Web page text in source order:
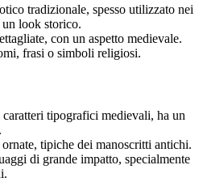
tradizionale, spesso utilizzato nei
look storico.
con un aspetto medievale.
frasi o simboli religiosi.
caratteri tipografici medievali, ha un
tipiche dei manoscritti antichi.
di grande impatto, specialmente